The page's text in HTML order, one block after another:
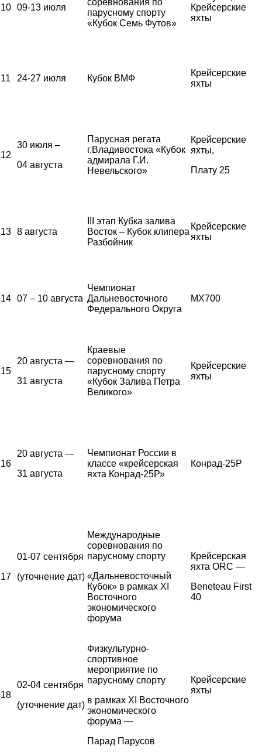
10 09-13 июля
парусному спорту
«Кубок Семь Футов»
Крейсерские
яхты
11 24-27 июля Кубок ВМФ
Крейсерские
яхты
12
30 июля –
04 августа
Парусная регата
г.Владивостока «Кубок
адмирала Г.И.
Невельского»
Крейсерские
яхты,
Плату 25
13 8 августа
III этап Кубка залива
Восток – Кубок клипера
Разбойник
Крейсерские
яхты
14 07 – 10 августа
Чемпионат
Дальневосточного
Федерального Округа
MX700
15
20 августа —
31 августа
Краевые
соревнования по
парусному спорту
«Кубок Залива Петра
Великого»
Крейсерские
яхты
16
20 августа —
31 августа
Чемпионат России в
классе «крейсерская
яхта Конрад-25Р»
Конрад-25Р
17
01-07 сентября
(уточнение дат)
Международные
соревнования по
парусному спорту
«Дальневосточный
Кубок» в рамках XI
Восточного
экономического
форума
Крейсерская
яхта ORC —
Beneteau First
40
18
02-04 сентября
(уточнение дат)
Физкультурно-
спортивное
мероприятие по
парусному спорту
в рамках XI Восточного
экономического
форума —
Парад Парусов
Крейсерские
яхты